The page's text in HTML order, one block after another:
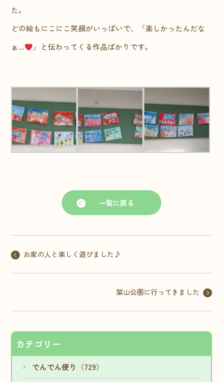
た。
どの絵もにこにこ笑顔がいっぱいで、「楽しかったんだな
ぁ…
」と伝わってくる作品ばかりです。
一覧に戻る
お家の人と楽しく遊びました♪
紫山公園に行ってきました
カテゴリー
でんでん便り（729）